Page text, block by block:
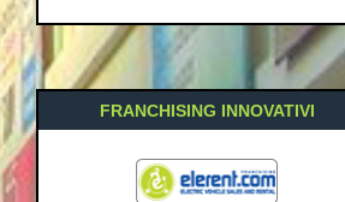
FRANCHISING INNOVATIVI